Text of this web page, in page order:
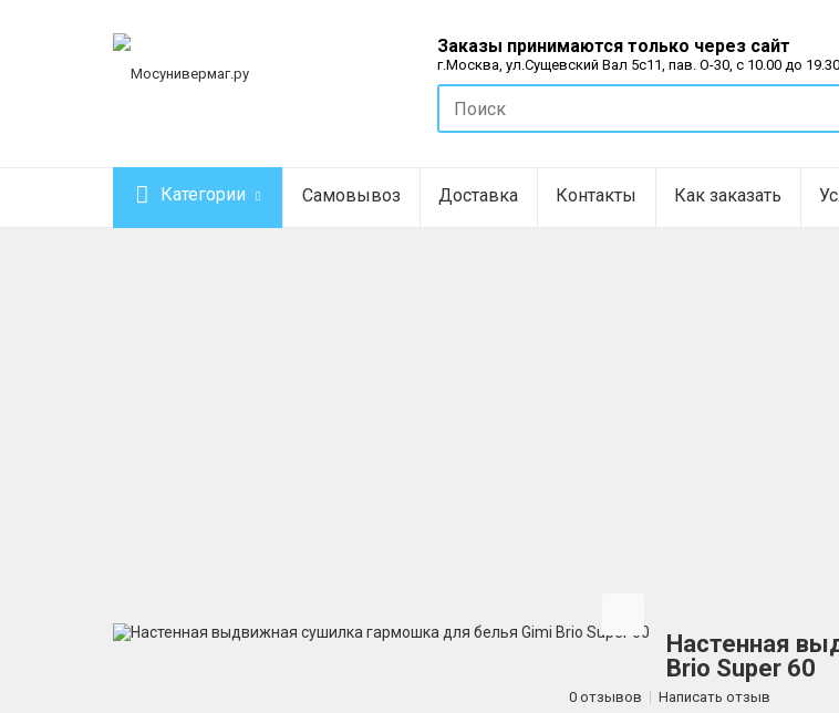
Заказы принимаются только через сайт
г.Москва, ул.Сущевский Вал 5с11, пав. О-30, с 10.00 до
Категории Самовывоз Доставка Контакты Как заказать
Настенная
Brio Super 60
0 отзывов Написать отзыв